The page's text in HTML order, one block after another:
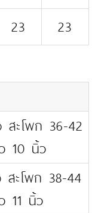
23 23
สะโพก 36-42
10 นิ้ว
สะโพก 38-44
11 นิ้ว